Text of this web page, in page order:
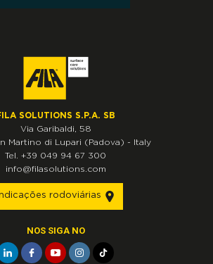
SOLUTIONS S.P.A. SB
Via Garibaldi, 58
Martino di Lupari (Padova) - Italy
Tel. +39 049 94 67 300
info@filasolutions.com
rodoviárias
NOS SIGA NO